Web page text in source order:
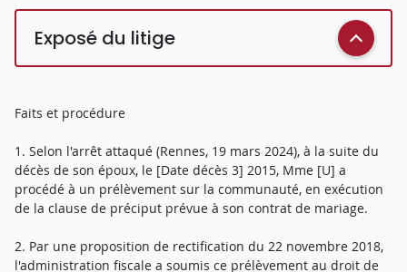
Exposé du litige
Faits et procédure
1. Selon l'arrêt attaqué (Rennes, 19 mars 2024), à la suite du
décès de son époux, le [Date décès 3] 2015, Mme [U] a
procédé à un prélèvement sur la communauté, en exécution
de la clause de préciput prévue à son contrat de mariage.
2. Par une proposition de rectification du 22 novembre 2018,
l'administration fiscale a soumis ce prélèvement au droit de